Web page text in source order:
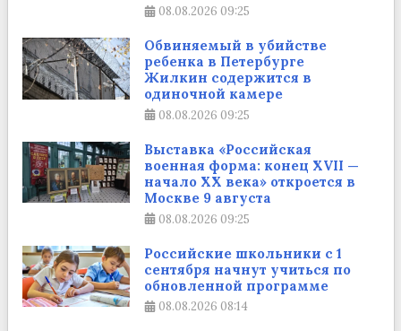
08.08.2026 09:25
Обвиняемый в убийстве
ребенка в Петербурге
Жилкин содержится в
одиночной камере
08.08.2026 09:25
Выставка «Российская
военная форма: конец XVII —
начало XX века» откроется в
Москве 9 августа
08.08.2026 09:25
Российские школьники с 1
сентября начнут учиться по
обновленной программе
08.08.2026 08:14